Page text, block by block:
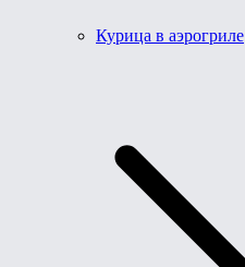
Курица в аэрогриле